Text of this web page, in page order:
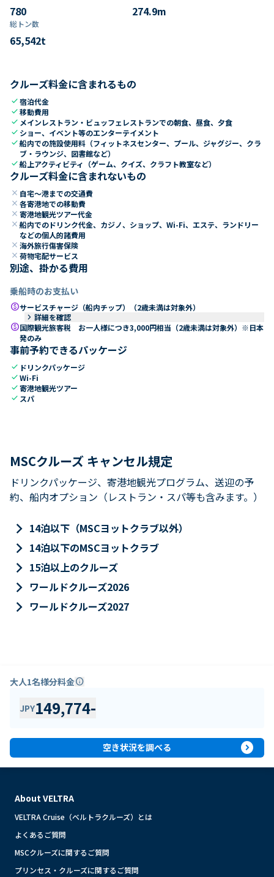
780 274.9m
総トン数​
65,542t
クルーズ料金に含まれるもの
check宿泊代金
check移動費用
check メインレストラン・ビュッフェレストランでの朝食、昼食、夕食
check ショー、イベント等のエンターテイメント
check船内での施設使用料（フィットネスセンター、プール、ジャグジー、クラ
ブ・ラウンジ、図書館など）
check船上アクティビティ（ゲーム、クイズ、クラフト教室など）
クルーズ料金に含まれないもの
close 自宅～港までの交通費
close 各寄港地での移動費
close 寄港地観光ツアー代金
close 船内でのドリンク代金、カジノ、ショップ、Wi-Fi、エステ、ランドリー
などの個人的諸費用
close 海外旅行傷害保険
close 荷物宅配サービス
別途、掛かる費用
乗船時のお支払い
paidサービスチャージ（船内チップ）（2歳未満は対象外）
keyboard_arrow_right 詳細を確認
paid国際観光旅客税 お一人様につき3,000円相当（2歳未満は対象外）※日本
発のみ
事前予約できるパッケージ
check ドリンクパッケージ
checkWi-Fi
check寄港地観光ツアー
check スパ
MSCクルーズ キャンセル規定
ドリンクパッケージ、寄港地観光プログラム、送迎の予
約、船内オプション（レストラン・スパ等も含みます。）
keyboard_arrow_right 14泊以下（MSCヨットクラブ以外）
keyboard_arrow_right 14泊以下のMSCヨットクラブ
keyboard_arrow_right 15泊以上のクルーズ
keyboard_arrow_right ワールドクルーズ2026
keyboard_arrow_right ワールドクルーズ2027
大人1名様分料金info
JPY149,774-
空き状況を調べる expand_circle_right
About VELTRA
VELTRA Cruise（ベルトラクルーズ）とは
よくあるご質問
MSCクルーズに関するご質問
プリンセス・クルーズに関するご質問